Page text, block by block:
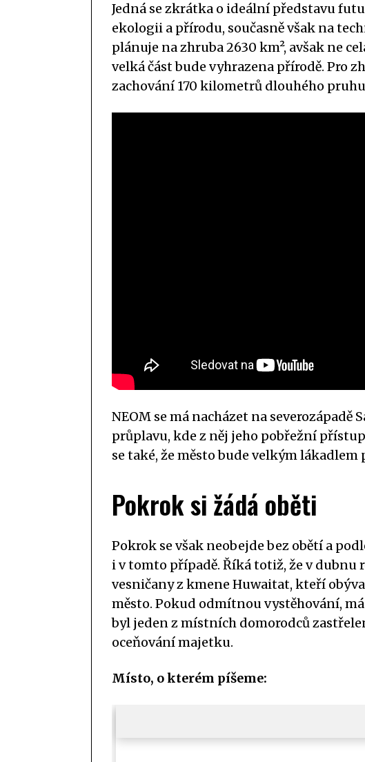
Jedná se zkrátka o ideální představu
ekologii a přírodu, současně však na
plánuje na zhruba 2630 km², avšak ne
velká část bude vyhrazena přírodě. Pro
zachování 170 kilometrů dlouhého
NEOM se má nacházet na severozápadě
průplavu, kde z něj jeho pobřežní
se také, že město bude velkým lákadlem
Pokrok si žádá oběti
Pokrok se však neobejde bez obětí a
i v tomto případě. Říká totiž, že v
vesničany z kmene Huwaitat, kteří
město. Pokud odmítnou vystěhování,
byl jeden z místních domorodců
oceňování majetku.
Místo, o kterém píšeme: